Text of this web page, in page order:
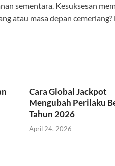
sementara. Kesuksesan
atau masa depan
Cara Global Jackpot
Mengubah Perilaku
Tahun 2026
April 24, 2026